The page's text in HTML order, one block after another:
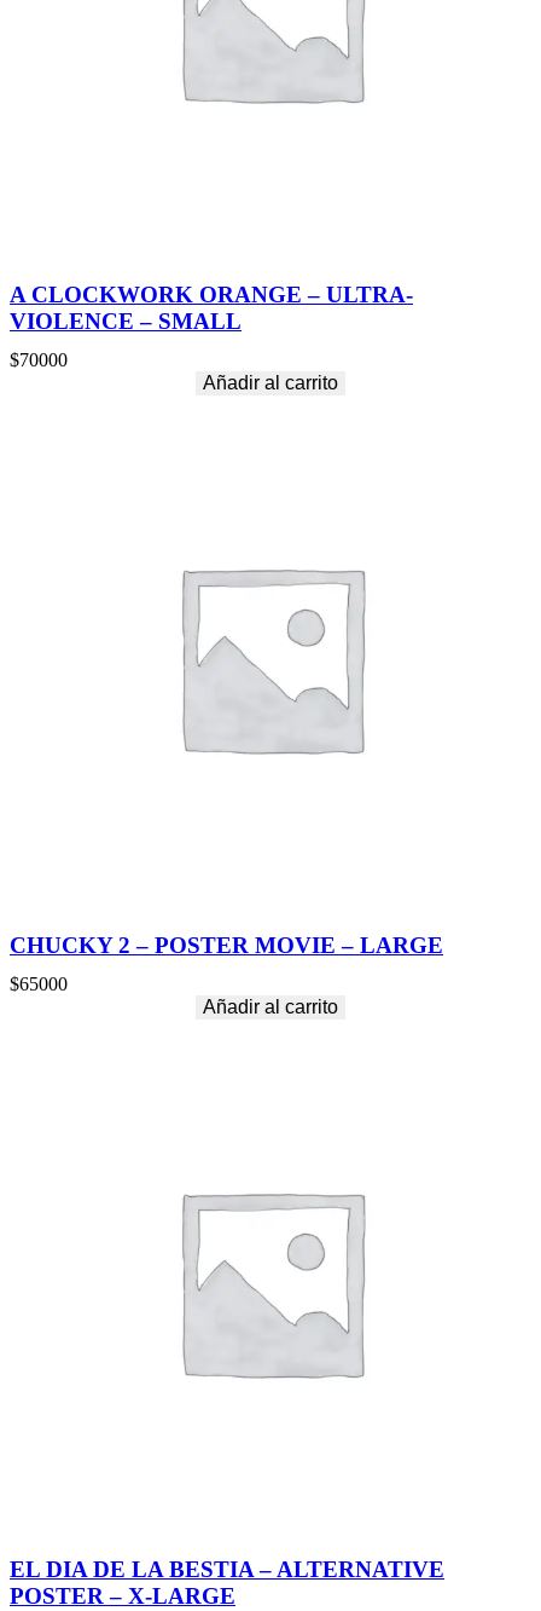
A CLOCKWORK ORANGE – ULTRA-
VIOLENCE – SMALL
$70000
Añadir al carrito
CHUCKY 2 – POSTER MOVIE – LARGE
$65000
Añadir al carrito
EL DIA DE LA BESTIA – ALTERNATIVE
POSTER – X-LARGE